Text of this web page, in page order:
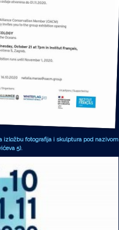
izložbu fotografija i skulptura pod nazivom
5).